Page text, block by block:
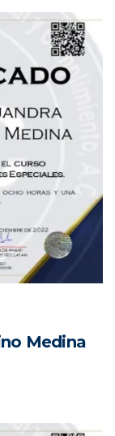
Medina